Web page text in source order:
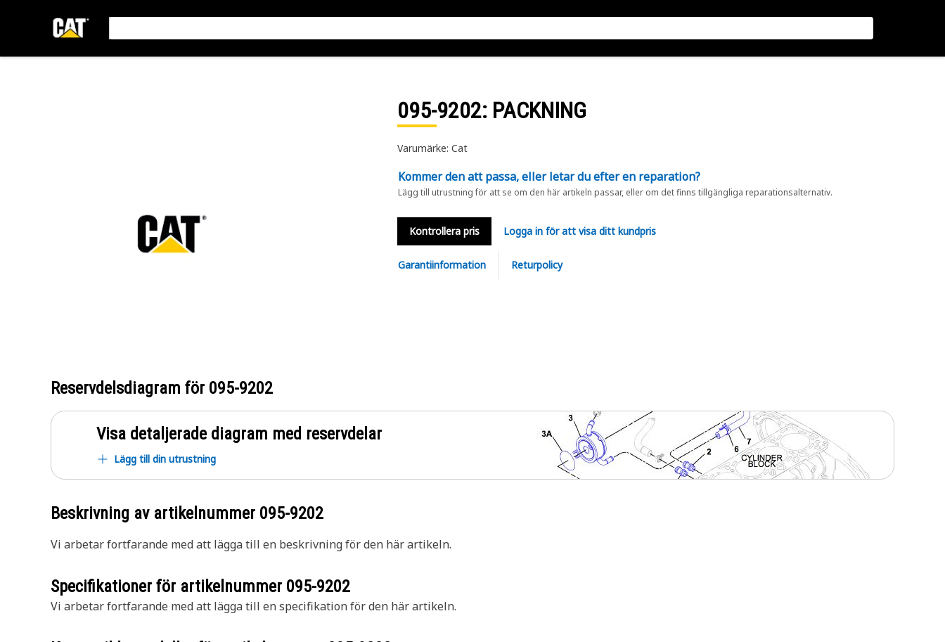
095-9202: PACKNING
Varumärke: Cat
Kommer den att passa, eller letar du efter en reparation?
Lägg till utrustning för att se om den här artikeln passar, eller om det finns tillgängliga reparationsalternativ.
Kontrollera pris Logga in för att visa ditt kundpris
Garantiinformation Returpolicy
Reservdelsdiagram för 095-9202
Visa detaljerade diagram med reservdelar
Lägg till din utrustning
Beskrivning av artikelnummer 095-9202
Vi arbetar fortfarande med att lägga till en beskrivning för den här artikeln.
Specifikationer för artikelnummer 095-9202
Vi arbetar fortfarande med att lägga till en specifikation för den här artikeln.